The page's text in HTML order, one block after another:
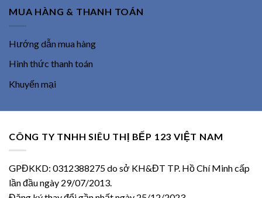
MUA HÀNG & THANH TOÁN
Hướng dẫn mua hàng
Hình thức thanh toán
Khuyến mại
CÔNG TY TNHH SIÊU THỊ BẾP 123 VIỆT NAM
GPĐKKD: 0312388275 do sở KH&ĐT TP. Hồ Chí Minh cấp
lần đầu ngày 29/07/2013.